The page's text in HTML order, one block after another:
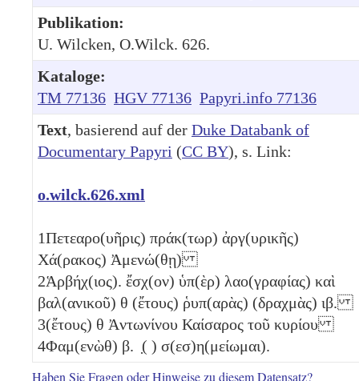
Publikation:
U. Wilcken, O.Wilck. 626.
Kataloge:
TM 77136 HGV 77136 Papyri.info 77136
Text, basierend auf der Duke Databank of
Documentary Papyri (CC BY), s. Link:
o.wilck.626.xml
1Πετεαρο(υῆρις) πράκ(τωρ) ἀργ(υρικῆς)
Χά(ρακος) Ἀμενώ(θῃ)
2Ἁρβήχ(ιος). ἔσχ(ον) ὑπ(ὲρ) λαο(γραφίας) καὶ
βαλ(ανικοῦ) θ (ἔτους) ῥυπ(αρὰς) (δραχμὰς) ιβ.
3(ἔτους) θ Ἀντωνίνου Καίσαρος τοῦ κυρίου
4Φαμ(ενὼθ) β. ̣( ) σ(εσ)η(μείωμαι).
Haben Sie Fragen oder Hinweise zu diesem Datensatz?